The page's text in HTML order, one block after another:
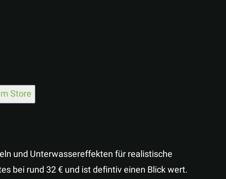
Store
und Unterwassereffekten für realistische
bei rund 32 € und ist defintiv einen Blick wert.